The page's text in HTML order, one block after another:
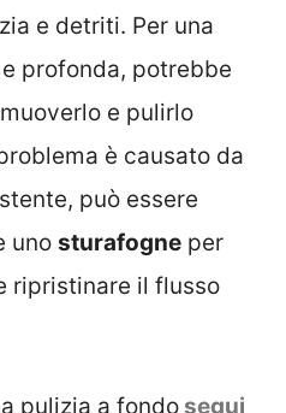
e detriti. Per una
profonda, potrebbe
e pulirlo
è causato da
può essere
uno sturafogne per
ripristinare il flusso
pulizia a fondo segui